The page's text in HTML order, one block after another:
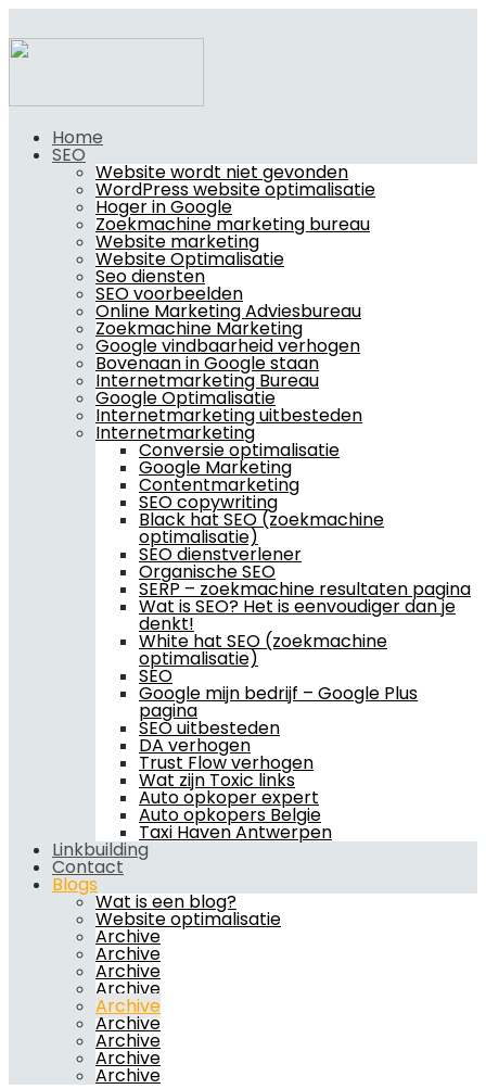
Home
SEO
Website wordt niet gevonden
WordPress website optimalisatie
Hoger in Google
Zoekmachine marketing bureau
Website marketing
Website Optimalisatie
Seo diensten
SEO voorbeelden
Online Marketing Adviesbureau
Zoekmachine Marketing
Google vindbaarheid verhogen
Bovenaan in Google staan
Internetmarketing Bureau
Google Optimalisatie
Internetmarketing uitbesteden
Internetmarketing
Conversie optimalisatie
Google Marketing
Contentmarketing
SEO copywriting
Black hat SEO (zoekmachine
optimalisatie)
SEO dienstverlener
Organische SEO
SERP – zoekmachine resultaten pagina
Wat is SEO? Het is eenvoudiger dan je
denkt!
White hat SEO (zoekmachine
optimalisatie)
SEO
Google mijn bedrijf – Google Plus
pagina
SEO uitbesteden
DA verhogen
Trust Flow verhogen
Wat zijn Toxic links
Auto opkoper expert
Auto opkopers Belgie
Taxi Haven Antwerpen
Linkbuilding
Contact
Blogs
Wat is een blog?
Website optimalisatie
Archive
Archive
Archive
Archive
Archive
Archive
Archive
Archive
Archive